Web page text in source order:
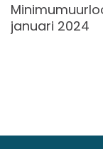
januari 2024